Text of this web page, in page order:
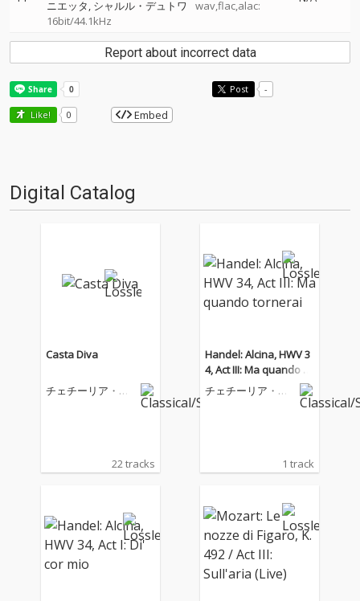
ニエッタ シャルル・デュトワ
wav,flac,alac:
16bit/44.1kHz
Report about incorrect data
Post -
Like! 0 Embed
Digital Catalog
Casta Diva
チェチーリア・バ
22 tracks
Handel: Alcina, HWV 3
4, Act III: Ma quando to
rnerai
チェチーリア・バ
1 track